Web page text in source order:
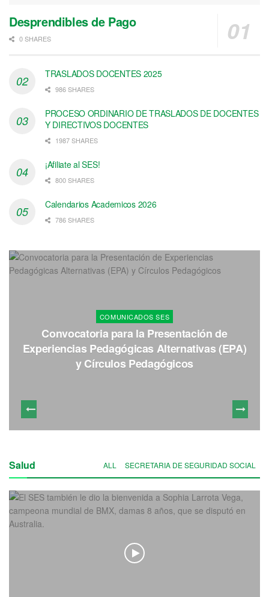
Desprendibles de Pago
0 SHARES
TRASLADOS DOCENTES 2025
986 SHARES
PROCESO ORDINARIO DE TRASLADOS DE DOCENTES
Y DIRECTIVOS DOCENTES
1987 SHARES
¡Afiliate al SES!
800 SHARES
Calendarios Academicos 2026
786 SHARES
COMUNICADOS SES
Convocatoria para la Presentación de
Experiencias Pedagógicas Alternativas (EPA)
y Círculos Pedagógicos
Salud ALL SECRETARIA DE SEGURIDAD SOCIAL